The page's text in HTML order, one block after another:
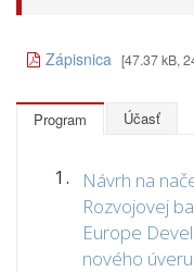
Zápisnica [47.37 kB,
Program Účasť
1.
Návrh na
Rozvojovej
Europe
nového